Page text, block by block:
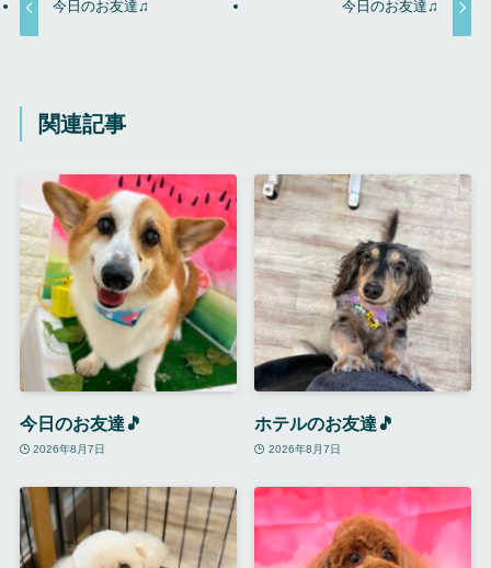
今日のお友達♫ 今日のお友達♫
関連記事
今日のお友達🎵
2026年8月7日
ホテルのお友達🎵
2026年8月7日